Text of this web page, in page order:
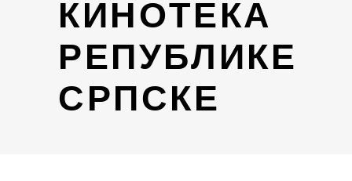
КИНОТЕКА
РЕПУБЛИКЕ
СРПСКЕ